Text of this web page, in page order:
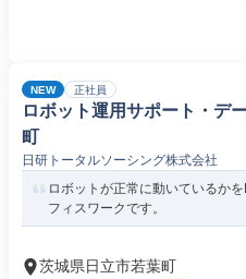
NEW 正社員
ロボット運用サポート・デ
町
日研トータルソーシング株式会社
ロボットが正常に動いているか
フィスワークです。
茨城県日立市若葉町